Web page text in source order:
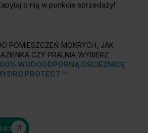
o nią w punkcie sprzedaży!
POMIESZCZEŃ MOKRYCH, JAK
CZY PRALNIA WYBIERZ
WODOODPORNĄ OŚCIEŻNICĘ
PROTECT ™